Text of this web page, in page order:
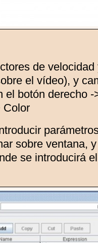
de
el vídeo), y
el botón derecho -
Color
sobre ventana,
se introducirá